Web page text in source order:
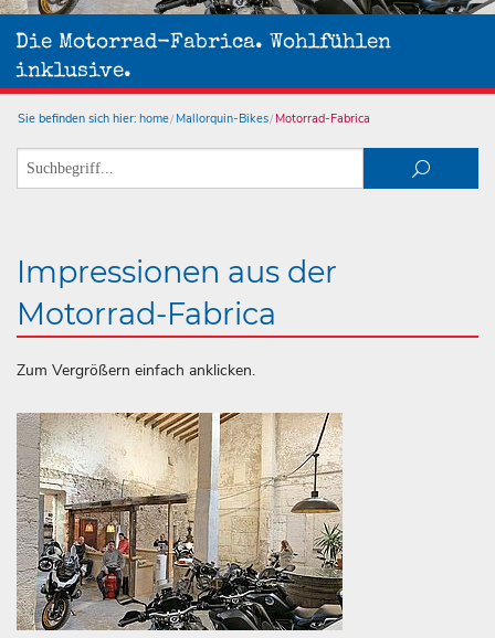
Die Motorrad-Fabrica. Wohlfühlen
inklusive.
Sie befinden sich hier: home Mallorquin-Bikes Motorrad-Fabrica
Impressionen aus der
Motorrad-Fabrica
Zum Vergrößern einfach anklicken.